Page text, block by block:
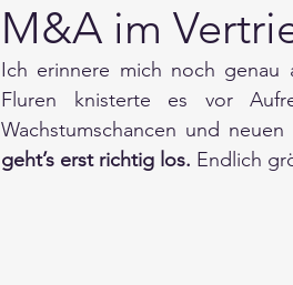
M&A im
Ich erinnere mich noch
Fluren knisterte es vor
Wachstumschancen und neuen
geht’s erst richtig los. Endlich